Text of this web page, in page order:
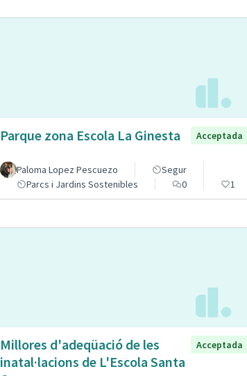
Parque zona Escola La Ginesta Acceptada
Paloma Lopez Pescuezo
Segur
Parcs i Jardins Sostenibles
0 1
Millores d'adeqüació de les
inatal·lacions de L'Escola Santa
Acceptada